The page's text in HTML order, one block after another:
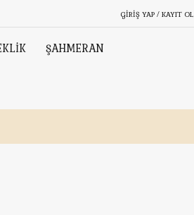
GIRIŞ YAP / KAYIT OL
ŞAHMERAN